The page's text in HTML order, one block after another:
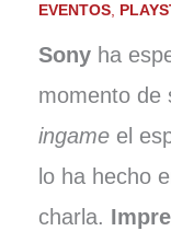
EVENTOS,
Sonyha
momento de
ingameel
lo ha hecho
charla.